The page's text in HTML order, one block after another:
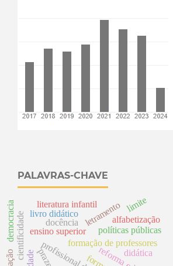
PALAVRAS-CHAVE
políticas públicas
formação de professores
p
r
o
f
i
s
s
i
o
n
a
l
o
c
e
n
t
ensino superior
cientificidade letramento
docência
livro didático
literatura infantil
alfabetização
democracia
didática
prazer
limite